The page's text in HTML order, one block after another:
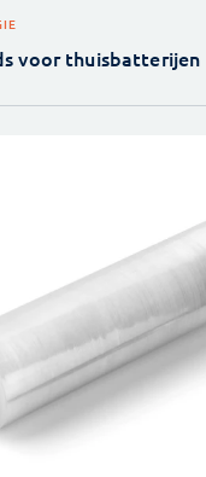
voor thuisbatterijen